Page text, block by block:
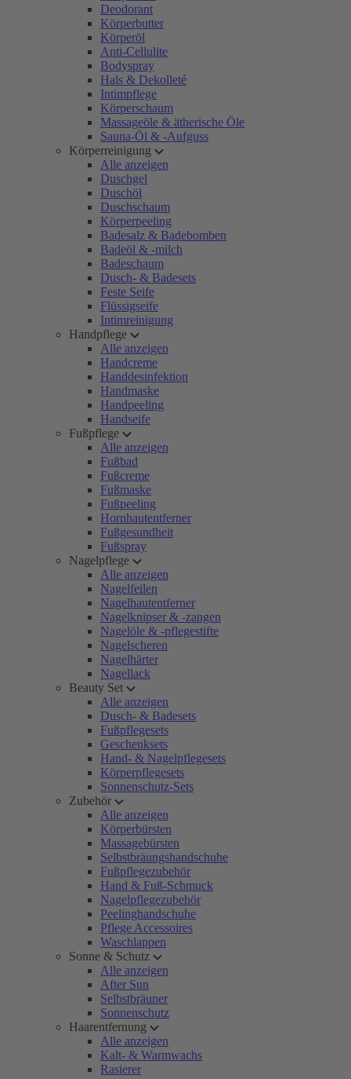
Deodorant
Körperbutter
Körperöl
Anti-Cellulite
Bodyspray
Hals & Dekolleté
Intimpflege
Körperschaum
Massageöle & ätherische Öle
Sauna-Öl & -Aufguss
Körperreinigung
Alle anzeigen
Duschgel
Duschöl
Duschschaum
Körperpeeling
Badesalz & Badebomben
Badeöl & -milch
Badeschaum
Dusch- & Badesets
Feste Seife
Flüssigseife
Intimreinigung
Handpflege
Alle anzeigen
Handcreme
Handdesinfektion
Handmaske
Handpeeling
Handseife
Fußpflege
Alle anzeigen
Fußbad
Fußcreme
Fußmaske
Fußpeeling
Hornhautentferner
Fußgesundheit
Fußspray
Nagelpflege
Alle anzeigen
Nagelfeilen
Nagelhautentferner
Nagelknipser & -zangen
Nagelöle & -pflegestifte
Nagelscheren
Nagelhärter
Nagellack
Beauty Set
Alle anzeigen
Dusch- & Badesets
Fußpflegesets
Geschenksets
Hand- & Nagelpflegesets
Körperpflegesets
Sonnenschutz-Sets
Zubehör
Alle anzeigen
Körperbürsten
Massagebürsten
Selbstbräungshandschuhe
Fußpflegezubehör
Hand & Fuß-Schmuck
Nagelpflegezubehör
Peelinghandschuhe
Pflege Accessoires
Waschlappen
Sonne & Schutz
Alle anzeigen
After Sun
Selbstbräuner
Sonnenschutz
Haarentfernung
Alle anzeigen
Kalt- & Warmwachs
Rasierer